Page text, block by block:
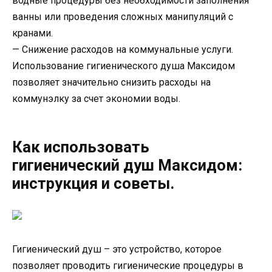
ванны или проведения сложных манипуляций с
кранами.
— Снижение расходов на коммунальные услуги.
Использование гигиенического душа Максидом
позволяет значительно снизить расходы на
коммунэлку за счет экономии воды.
Как использовать
гигиенический душ Максидом:
инструкция и советы.
Гигиенический душ – это устройство, которое
позволяет проводить гигиенические процедуры в